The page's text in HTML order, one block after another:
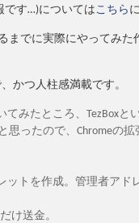
です…)についてはこちら
までに実際にやってみ
かつ人柱感満載です。
てみたところ、TezBoxと
思ったので、Chromeの
ットを作成。管理者アド
け送金。